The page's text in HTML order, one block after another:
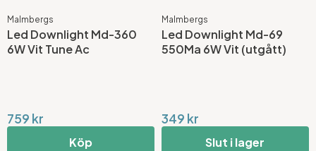
Malmbergs
Led Downlight Md-360
6W Vit Tune Ac
759 kr
Köp
Malmbergs
Led Downlight Md-69
550Ma 6W Vit (utgått)
349 kr
Slut i lager